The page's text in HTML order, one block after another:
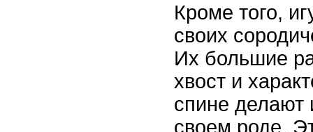
Кроме того,
своих
Их большие
хвост и
спине делают
своем роде.